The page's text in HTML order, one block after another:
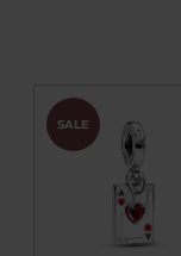
SALE